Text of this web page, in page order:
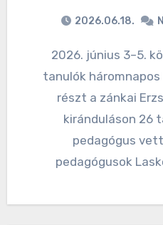
2026.06.18.
2026. június 3–5. között a 7. osztályos
tanulók
részt a zánkai
kiránduláson 26
pedagógus
pedagógusok